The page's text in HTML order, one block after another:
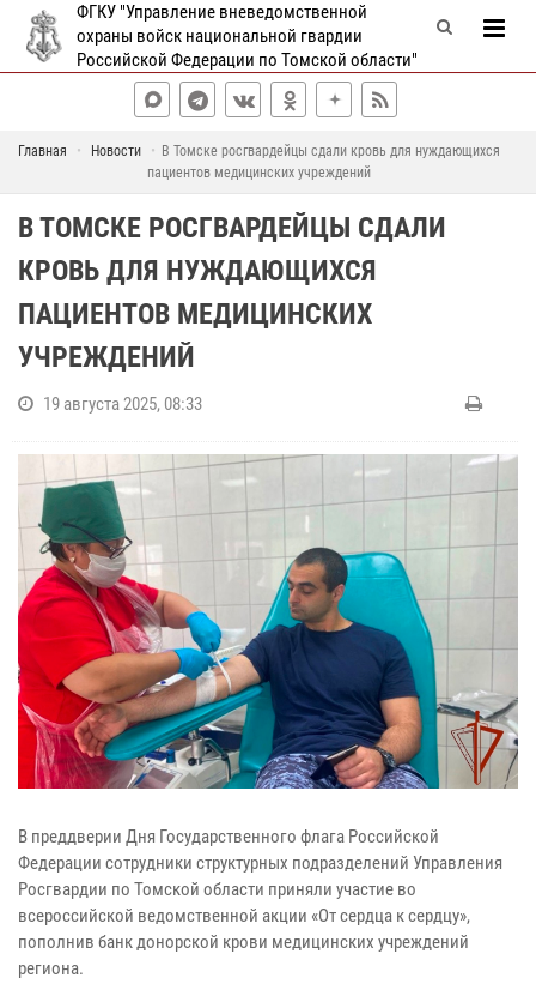
ФГКУ "Управление вневедомственной
охраны войск национальной гвардии
Российской Федерации по Томской области"
Главная Новости
В Томске росгвардейцы сдали кровь для нуждающихся
пациентов медицинских учреждений
В ТОМСКЕ РОСГВАРДЕЙЦЫ СДАЛИ
КРОВЬ ДЛЯ НУЖДАЮЩИХСЯ
ПАЦИЕНТОВ МЕДИЦИНСКИХ
УЧРЕЖДЕНИЙ
19 августа 2025, 08:33
В преддверии Дня Государственного флага Российской
Федерации сотрудники структурных подразделений Управления
Росгвардии по Томской области приняли участие во
всероссийской ведомственной акции «От сердца к сердцу»,
пополнив банк донорской крови медицинских учреждений
региона.